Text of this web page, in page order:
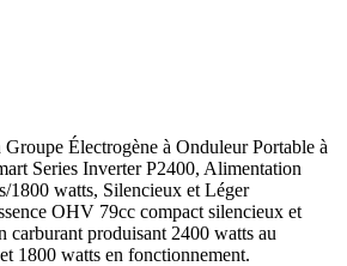
Électrogène à Onduleur Portable à
Series Inverter P2400, Alimentation
1800 watts, Silencieux et Léger
OHV 79cc compact silencieux et
carburant produisant 2400 watts au
1800 watts en fonctionnement.